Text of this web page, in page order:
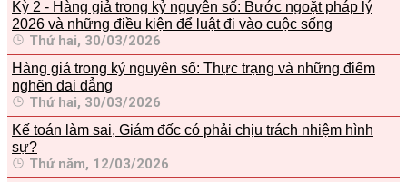
Kỳ 2 - Hàng giả trong kỷ nguyên số: Bước ngoặt pháp lý
2026 và những điều kiện để luật đi vào cuộc sống
Thứ hai, 30/03/2026
Hàng giả trong kỷ nguyên số: Thực trạng và những điểm
nghẽn dai dẳng
Thứ hai, 30/03/2026
Kế toán làm sai, Giám đốc có phải chịu trách nhiệm hình
sự?
Thứ năm, 12/03/2026